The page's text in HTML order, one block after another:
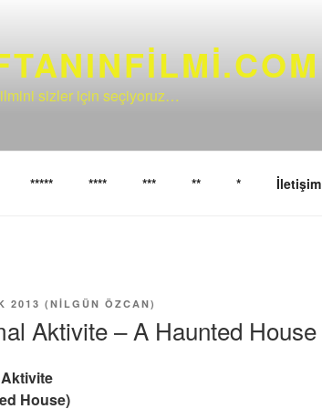
sizler için seçiyoruz…
***** **** *** ** * İletişim
2013 ( NILGÜN ÖZCAN)
Aktivite – A Haunted House
House)